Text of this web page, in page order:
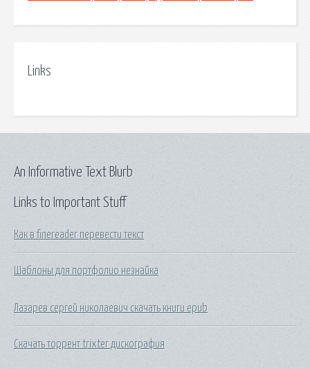
Links
Links to Important Stuff
Как в finereader перевести текст
Шаблоны для портфолио незнайка
Лазарев сергей николаевич скачать книги epub
Скачать торрент trixter дискография
An Informative Text Blurb